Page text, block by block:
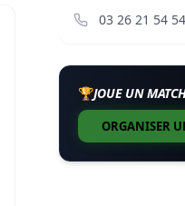
03 26 21 54 54
🏆JOUE UN
ORGANISER